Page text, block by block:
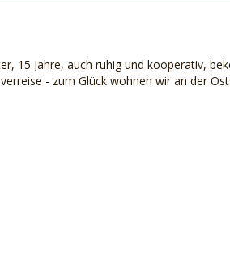
15 Jahre, auch ruhig und kooperativ,
- zum Glück wohnen wir an der